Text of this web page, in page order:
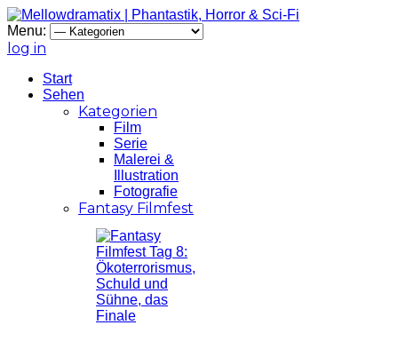
Menu:
log in
Start
Sehen
Kategorien
Film
Serie
Malerei &
Illustration
Fotografie
Fantasy Filmfest